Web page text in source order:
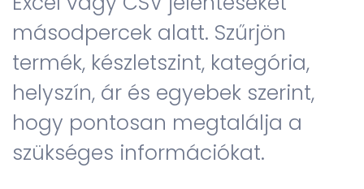
másodpercek alatt. Szűrjön
termék, készletszint, kategória,
helyszín, ár és egyebek szerint,
hogy pontosan megtalálja a
szükséges információkat.